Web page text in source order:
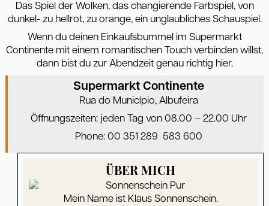
Das Spiel der Wolken, das changierende Farbspiel, von
dunkel- zu hellrot, zu orange, ein unglaubliches Schauspiel.
Wenn du deinen Einkaufsbummel im Supermarkt
Continente mit einem romantischen Touch verbinden willst,
dann bist du zur Abendzeit genau richtig hier.
Supermarkt Continente
Rua do Município, Albufeira
Öffnungszeiten: jeden Tag von 08.00 – 22.00 Uhr
Phone: 00 351 289 583 600
ÜBER MICH
Mein Name ist Klaus Sonnenschein.